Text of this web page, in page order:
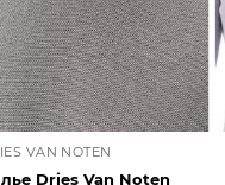
VAN NOTEN
Dries Van Noten